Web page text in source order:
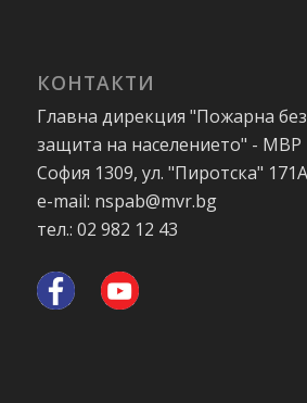
КОНТАКТИ
Главна дирекция "Пожарна
защита на населението" - МВР
София 1309, ул. "Пиротска" 171А
e-mail: nspab@mvr.bg
тел.: 02 982 12 43